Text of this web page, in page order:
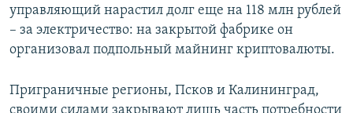
управляющий нарастил долг еще на 118 млн рублей
– за электричество: на закрытой фабрике он
организовал подпольный майнинг криптовалюты.
Приграничные регионы, Псков и Калининград,